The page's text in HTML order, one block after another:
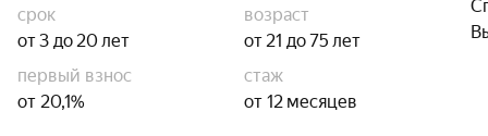
срок
от 3 до 20 лет
возраст
от 21 до 75 лет
первый взнос
от 20,1%
стаж
от 12 месяцев